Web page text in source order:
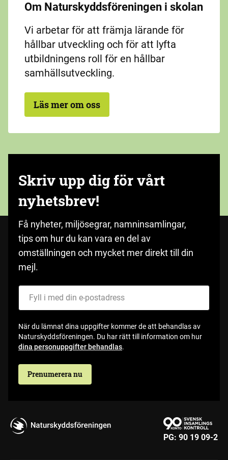
Om Naturskyddsföreningen i skolan
Vi arbetar för att främja lärande för
hållbar utveckling och för att lyfta
utbildningens roll för en hållbar
samhällsutveckling.
Läs mer om oss
Skriv upp dig för vårt
nyhetsbrev!
Få nyheter, miljösegrar, namninsamlingar,
tips om hur du kan vara en del av
omställningen och mycket mer direkt till din
mejl.
När du lämnat dina uppgifter kommer de att behandlas av
Naturskyddsföreningen. Du har rätt till information om hur
dina personuppgifter behandlas.
Prenumerera nu
PG: 90 19 09-2